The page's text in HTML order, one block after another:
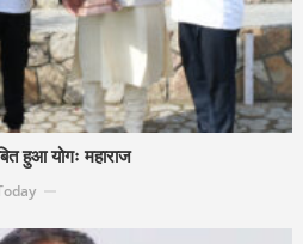
हुआ योगः महाराज